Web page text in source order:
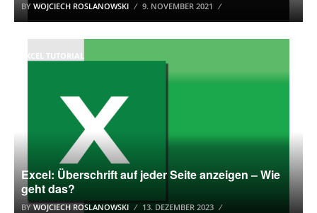
BY WOJCIECH ROSLANOWSKI 9. NOVEMBER 2021
EXCEL TUTORIAL
Excel: Überschrift auf jeder Seite anzeigen – Wie
geht das?
BY WOJCIECH ROSLANOWSKI 13. DEZEMBER 2023